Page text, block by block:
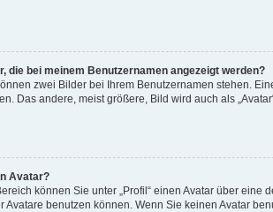
die bei meinem Benutzernamen angezeigt werden?
zwei Bilder bei Ihrem Benutzernamen stehen.
Das andere, meist größere, Bild wird auch als
Avatar?
können Sie unter „Profil“ einen Avatar über
Avatare benutzen können. Wenn Sie keinen Avatar